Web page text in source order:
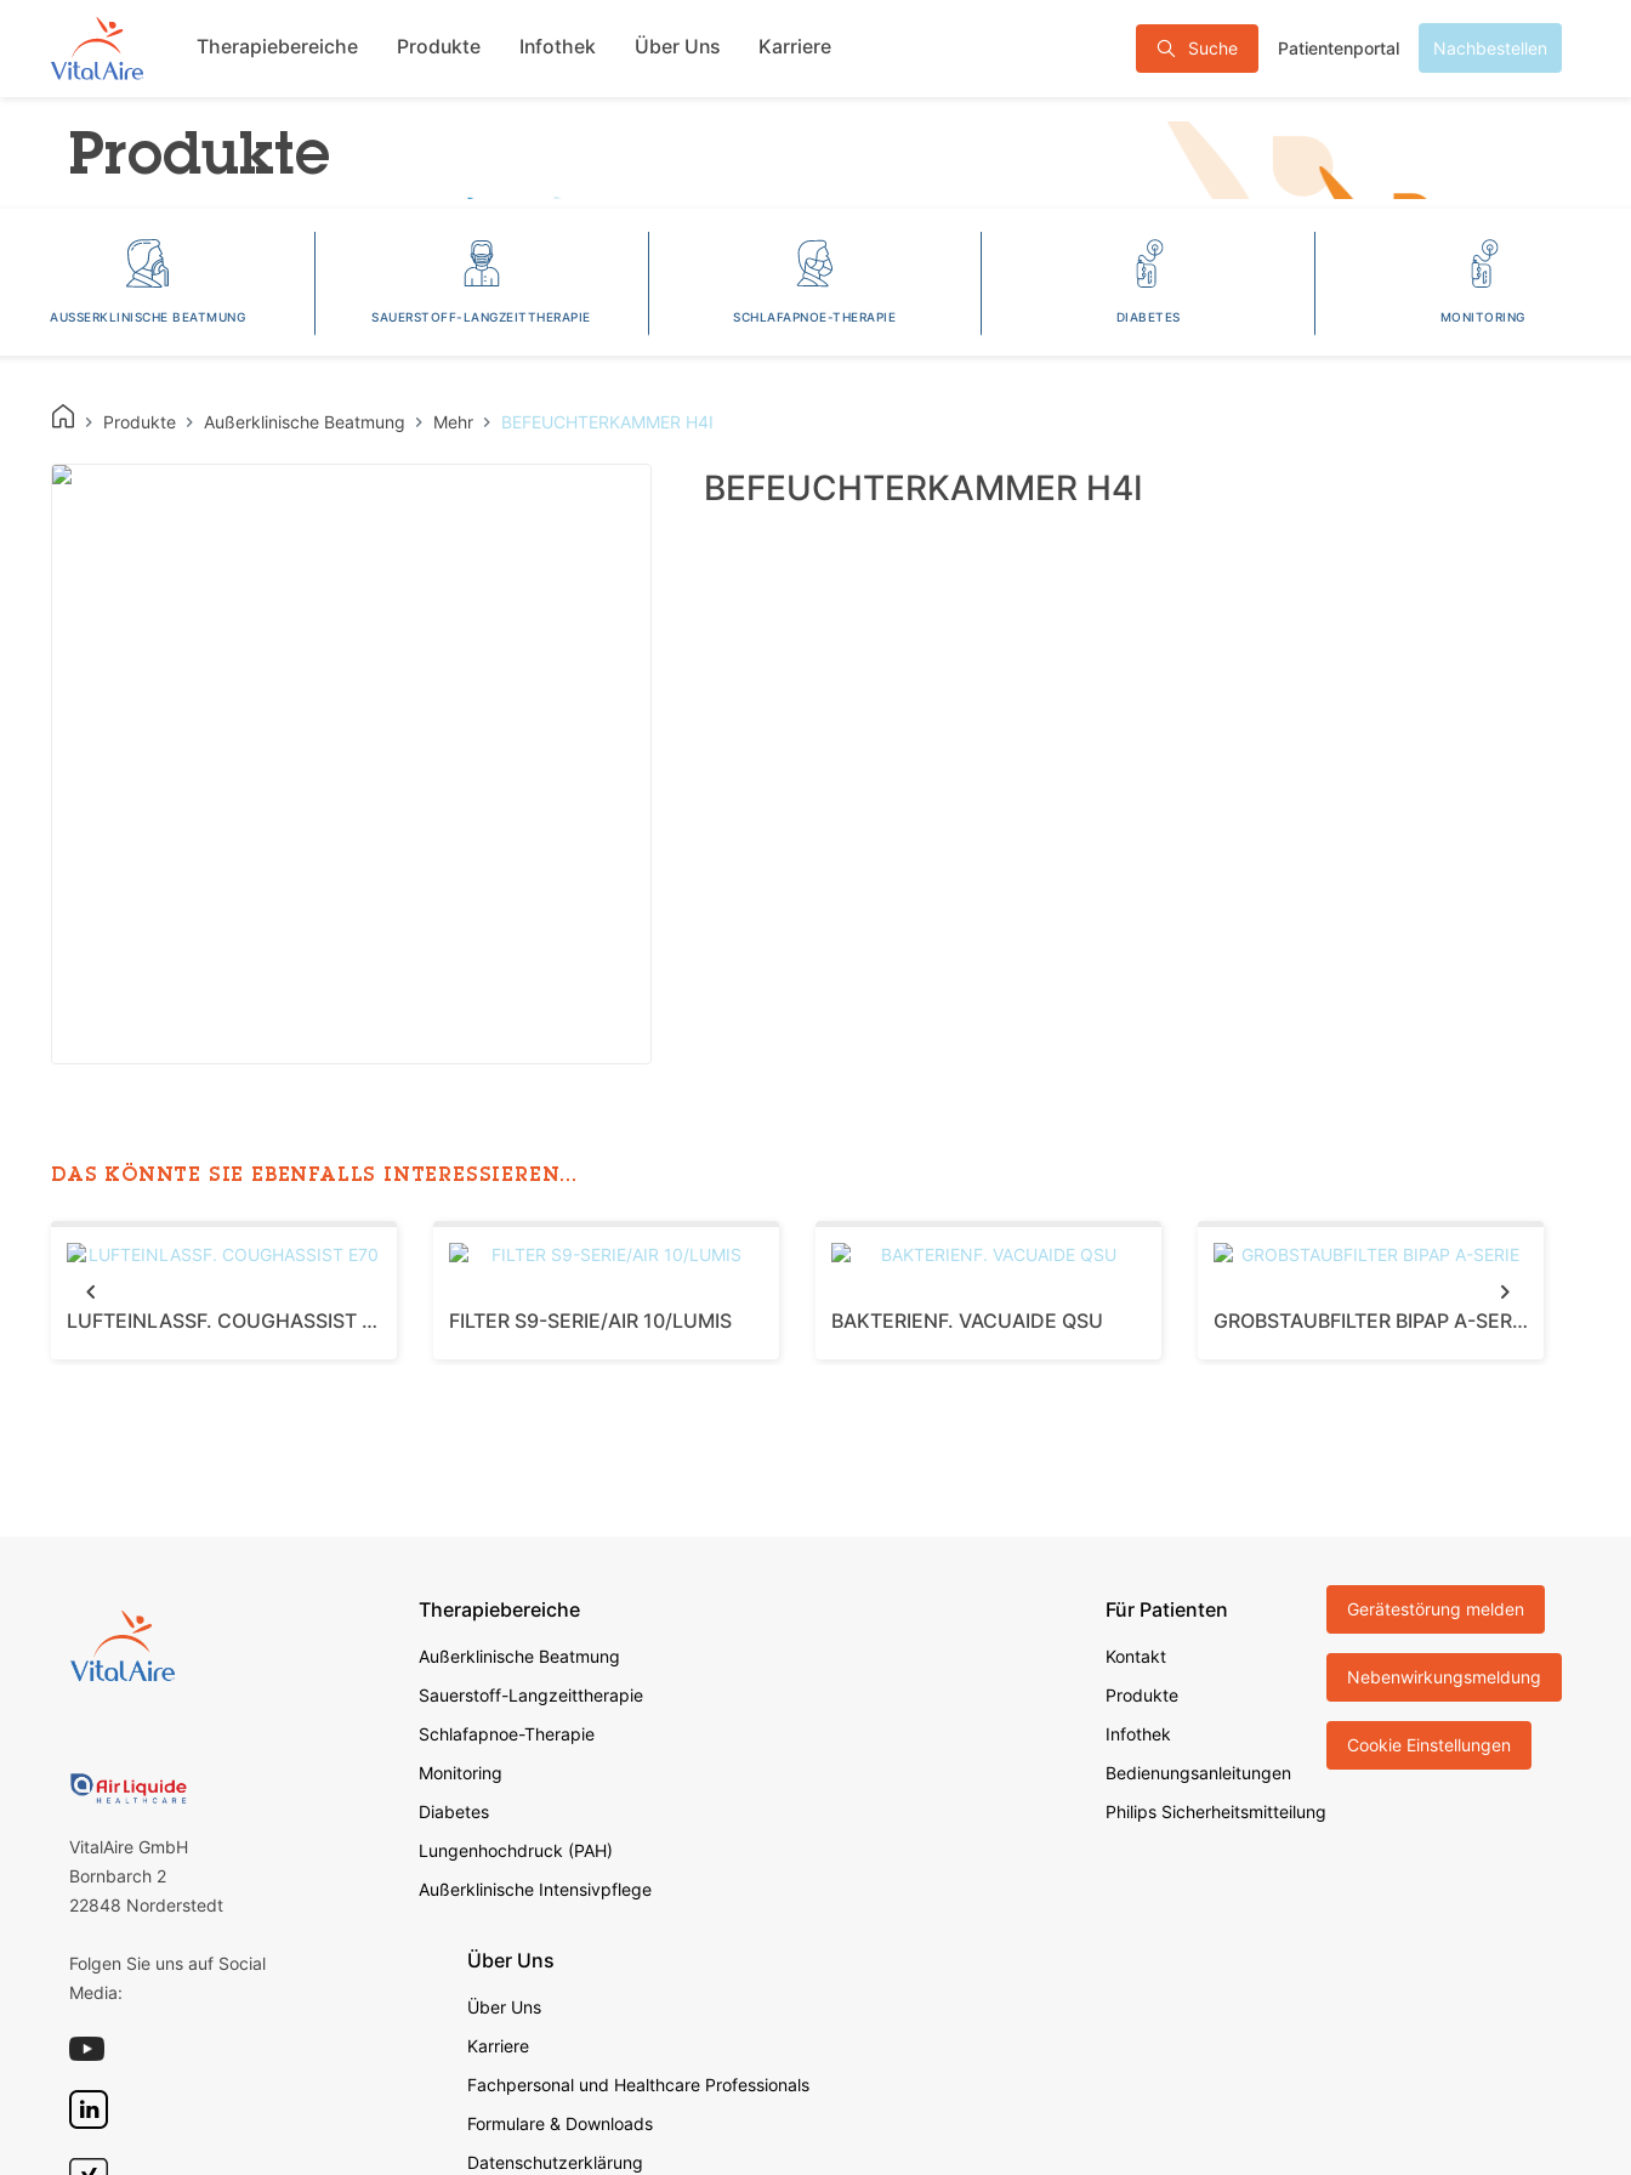
zum
Suche Patientenportal Nachbestellen
Main navigation
Therapiebereiche Produkte Infothek Über Uns Karriere
Produkte
AUSSERKLINISCHE BEATMUNG SAUERSTOFF-LANGZEITTHERAPIE SCHLAFAPNOE-THERAPIE DIABETES MONITORING
Produkte Außerklinische Beatmung Mehr BEFEUCHTERKAMMER H4I
BEFEUCHTERKAMMER H4I
DAS KÖNNTE SIE EBENFALLS INTERESSIEREN...
LUFTEINLASSF. COUGHASSIST E70 FILTER S9-SERIE/AIR 10/LUMIS BAKTERIENF. VACUAIDE QSU GROBSTAUBFILTER BIPAP A-SERIE
VitalAire GmbH
Bornbarch 2
22848 Norderstedt
Folgen Sie uns auf Social
Media:
Footer secondary
Therapiebereiche
Außerklinische Beatmung
Sauerstoff-Langzeittherapie
Schlafapnoe-Therapie
Monitoring
Diabetes
Lungenhochdruck (PAH)
Außerklinische Intensivpflege
Für Patienten
Kontakt
Produkte
Infothek
Bedienungsanleitungen
Philips Sicherheitsmitteilung
Über Uns
Über Uns
Karriere
Fachpersonal und Healthcare Professionals
Formulare & Downloads
Datenschutzerklärung
Gerätestörung melden
Nebenwirkungsmeldung
Cookie Einstellungen